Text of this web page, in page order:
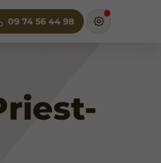
09 74 56 44 98